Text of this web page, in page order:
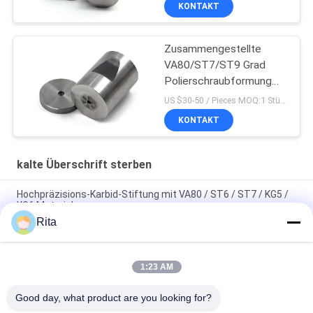
KONTAKT
Zusammengestellte
VA80/ST7/ST9 Grad
Polierschraubformung
mit Wolframkarbid-Die
US $30-50 / Pieces MOQ:1 Stück/Stück
KONTAKT
kalte Überschrift sterben
Hochpräzisions-Karbid-Stiftung mit VA80 / ST6 / ST7 / KG5 /
KG6 Material
ST7 ST6 KG5 KG6+H13 Kaltstauchwerkzeug, Sechskant-
Hartmetall-Mutternformwerkzeug
Wolframkarbid-Formen mit Kaltkopf-Spiegelpoleriert mit
Rita
1:23 AM
Good day, what product are you looking for?